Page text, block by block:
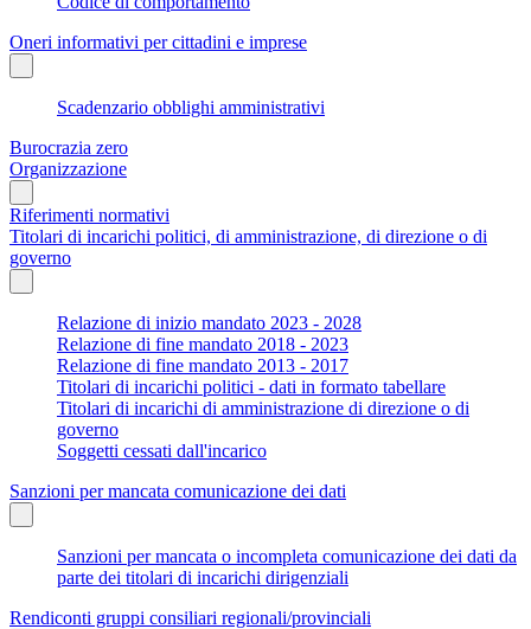
Oneri informativi per cittadini e imprese
Scadenzario obblighi amministrativi
Burocrazia zero
Organizzazione
Riferimenti normativi
Titolari di incarichi politici, di amministrazione, di direzione o di
governo
Relazione di inizio mandato 2023 - 2028
Relazione di fine mandato 2018 - 2023
Relazione di fine mandato 2013 - 2017
Titolari di incarichi politici - dati in formato tabellare
Titolari di incarichi di amministrazione di direzione o di
governo
Soggetti cessati dall'incarico
Sanzioni per mancata comunicazione dei dati
Sanzioni per mancata o incompleta comunicazione dei dati da
parte dei titolari di incarichi dirigenziali
Rendiconti gruppi consiliari regionali/provinciali